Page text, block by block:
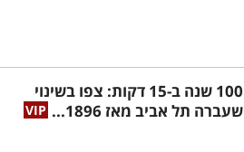
100 שנה ב-15 דקות: צפו בשינוי
שעברה תל אביב מאז 1896...